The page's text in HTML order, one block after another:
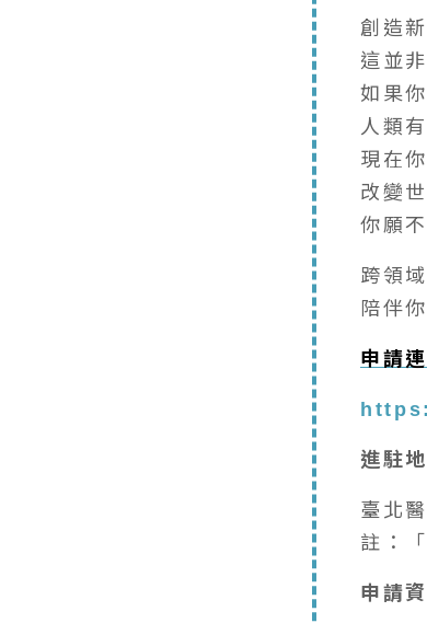
創造
這並
如果
人類
現在
改變
你願
跨領
陪伴
申請
進駐
臺北
註：
申請